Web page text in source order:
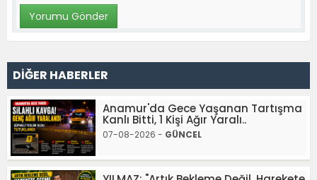
DİĞER HABERLER
Anamur'da Gece Yaşanan Tartışma
Kanlı Bitti, 1 Kişi Ağır Yaralı..
07-08-2026 - GÜNCEL